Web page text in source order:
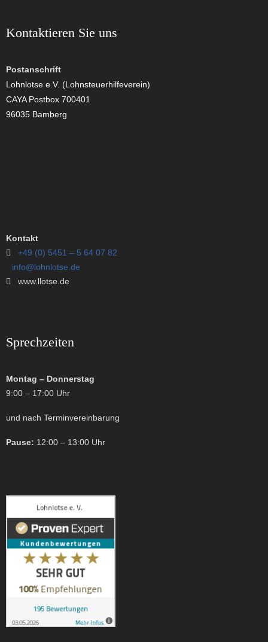
Kontaktieren Sie uns
Postanschrift
Lohnlotse e.V. (Lohnsteuerhilfeverein)
CAYA Postbox 700401
96035 Bamberg
Kontakt
+49 (0) 5451 – 5 64 07 82
info@lohnlotse.de
www.llotse.de
Sprechzeiten
Montag – Donnerstag
9:00 – 17:00 Uhr
und nach Terminvereinbarung
Pause: 12:00 – 13:00 Uhr